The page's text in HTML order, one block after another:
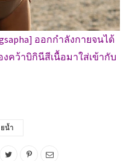
ออกกำลังกายจนได้
คว้าบิกินีสีเนื้อมาใส่เข้ากับ
น้ำ